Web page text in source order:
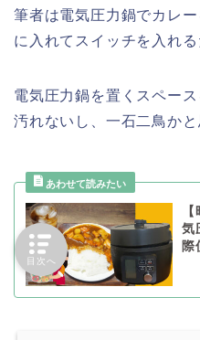
筆者は電気圧力鍋でカレ
に入れてスイッチを入れる
電気圧力鍋を置くスペー
汚れないし、一石二鳥かと
気
際
目次へ